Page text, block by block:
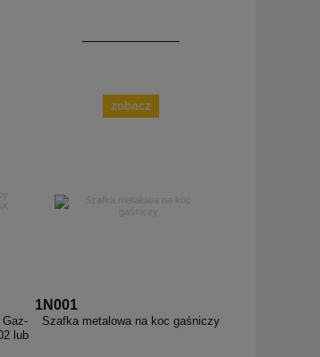
zobacz
lub
1N001
Szafka metalowa na koc gaśniczy